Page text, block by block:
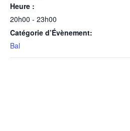
Heure :
20h00 - 23h00
Catégorie d’Évènement:
Bal